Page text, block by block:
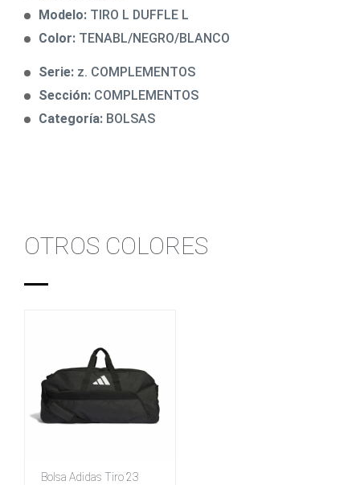
Modelo: TIRO L DUFFLE L
Color: TENABL/NEGRO/BLANCO
Serie: z. COMPLEMENTOS
Sección: COMPLEMENTOS
Categoría: BOLSAS
OTROS COLORES
Bolsa Adidas Tiro 23